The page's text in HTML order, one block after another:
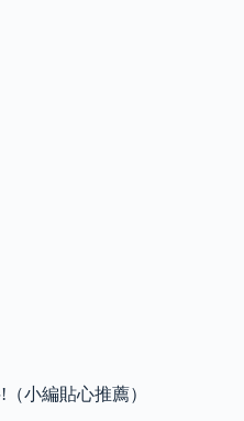
小編貼心推薦）